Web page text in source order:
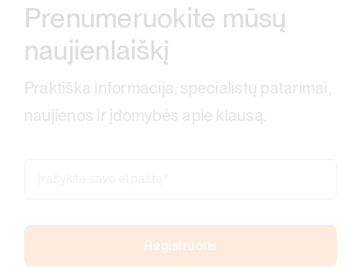
Prenumeruokite mūsų
naujienlaiškį
Praktiška informacija, specialistų patarimai,
naujienos ir įdomybės apie klausą.
Registruotis